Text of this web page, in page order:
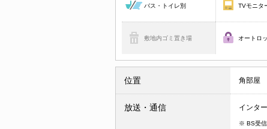
バス・トイレ別 TVモニタ
敷地内ゴミ置き場 オートロ
位置 角部屋
放送・通信 インタ
※ BS受信